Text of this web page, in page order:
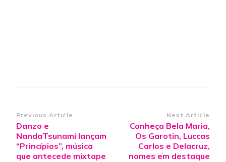
Post
Navigation
Previous Article
Danzo e
NandaTsunami lançam
“Princípios”, música
que antecede mixtape
Next Article
Conheça Bela Maria,
Os Garotin, Luccas
Carlos e Delacruz,
nomes em destaque